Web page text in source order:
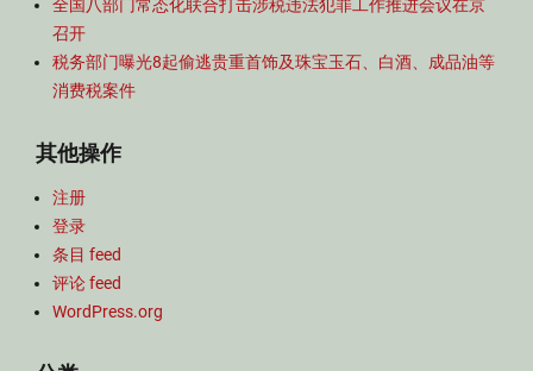
全国八部门常态化联合打击涉税违法犯罪工作推进会议在京
召开
税务部门曝光8起偷逃贵重首饰及珠宝玉石、白酒、成品油等
消费税案件
其他操作
注册
登录
条目 feed
评论 feed
WordPress.org